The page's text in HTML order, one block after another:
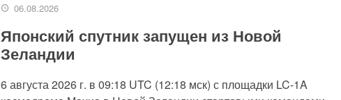
06.08.2026
Японский спутник запущен из Новой
Зеландии
6 августа 2026 г. в 09:18 UTC (12:18 мск) с площадки LC-1A